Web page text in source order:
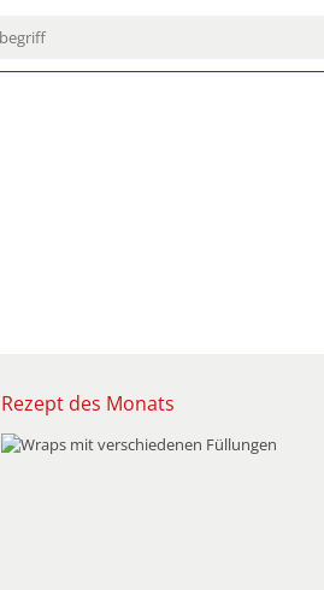
Rezept des Monats